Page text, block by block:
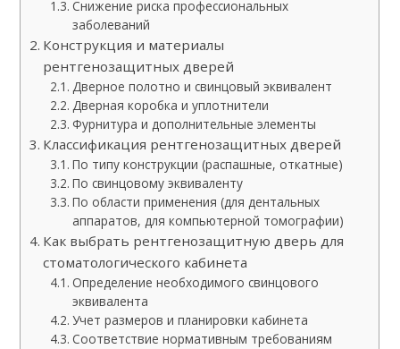
Снижение риска профессиональных
заболеваний
Конструкция и материалы
рентгенозащитных дверей
Дверное полотно и свинцовый эквивалент
Дверная коробка и уплотнители
Фурнитура и дополнительные элементы
Классификация рентгенозащитных дверей
По типу конструкции (распашные, откатные)
По свинцовому эквиваленту
По области применения (для дентальных
аппаратов, для компьютерной томографии)
Как выбрать рентгенозащитную дверь для
стоматологического кабинета
Определение необходимого свинцового
эквивалента
Учет размеров и планировки кабинета
Соответствие нормативным требованиям